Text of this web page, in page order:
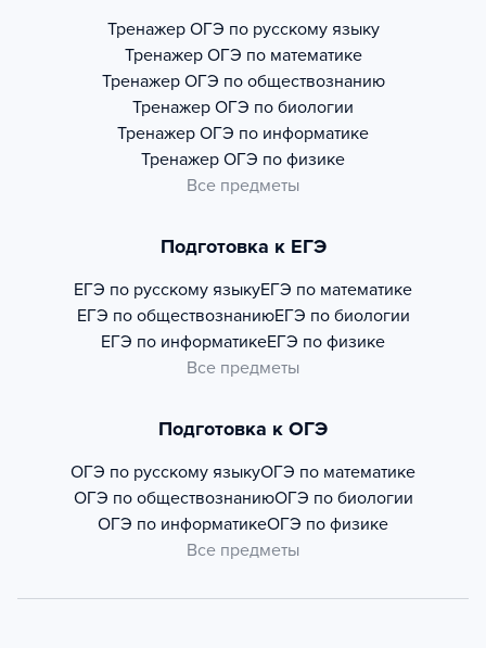
Тренажер ОГЭ по русскому языку
Тренажер ОГЭ по математике
Тренажер ОГЭ по обществознанию
Тренажер ОГЭ по биологии
Тренажер ОГЭ по информатике
Тренажер ОГЭ по физике
Все предметы
Подготовка к ЕГЭ
ЕГЭ по русскому языкуЕГЭ по математике
ЕГЭ по обществознаниюЕГЭ по биологии
ЕГЭ по информатикеЕГЭ по физике
Все предметы
Подготовка к ОГЭ
ОГЭ по русскому языкуОГЭ по математике
ОГЭ по обществознаниюОГЭ по биологии
ОГЭ по информатикеОГЭ по физике
Все предметы